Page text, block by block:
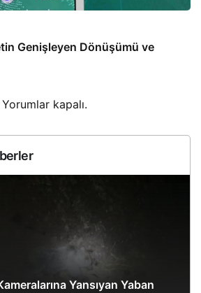
Genişleyen Dönüşümü ve
Yorumlar kapalı.
Yansıyan Yaban